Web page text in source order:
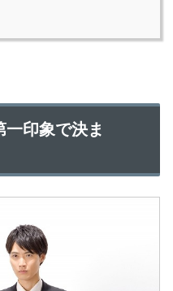
印象で決ま